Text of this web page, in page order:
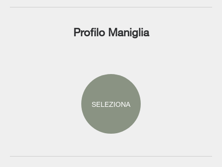
Profilo Maniglia
SELEZIONA